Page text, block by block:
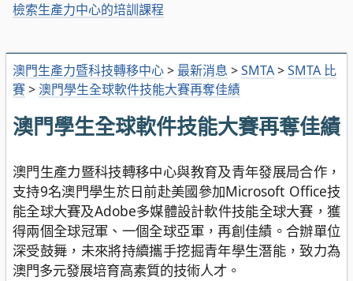
澳門生產力暨科技轉移中心> 最新消息 >SMTA>SMTA 比
賽> 澳門學生全球軟件技能大賽再奪佳績
澳門學生全球軟件技能大賽再奪佳績
澳門生產力暨科技轉移中心與教育及青年發展局合作，
支持9名澳門學生於日前赴美國參加Microsoft Office技
能全球大賽及Adobe多媒體設計軟件技能全球大賽，獲
得兩個全球冠軍、一個全球亞軍，再創佳績。合辦單位
深受鼓舞，未來將持續攜手挖掘青年學生潛能，致力為
澳門多元發展培育高素質的技術人才。
檢索生產力中心的培訓課程